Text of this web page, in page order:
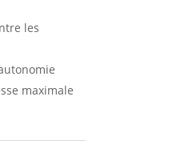
les
maximale